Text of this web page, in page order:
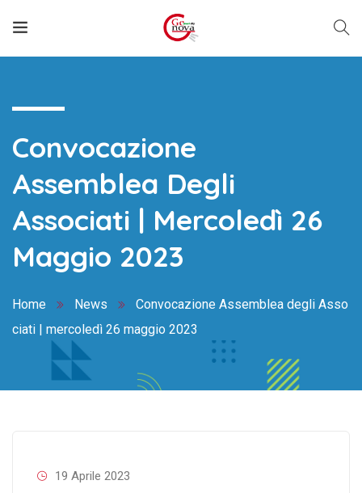
Convocazione
Assemblea Degli
Associati | Mercoledì 26
Maggio 2023
Home News
Convocazione Assemblea degli Asso
ciati | mercoledì 26 maggio 2023
19 Aprile 2023